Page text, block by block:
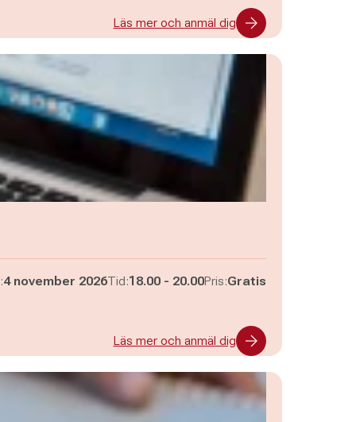
Läs mer och anmäl dig
4 november 2026Tid:Pågår mellan
18.00 - och
20.00Pris:Gratis
Läs mer och anmäl dig